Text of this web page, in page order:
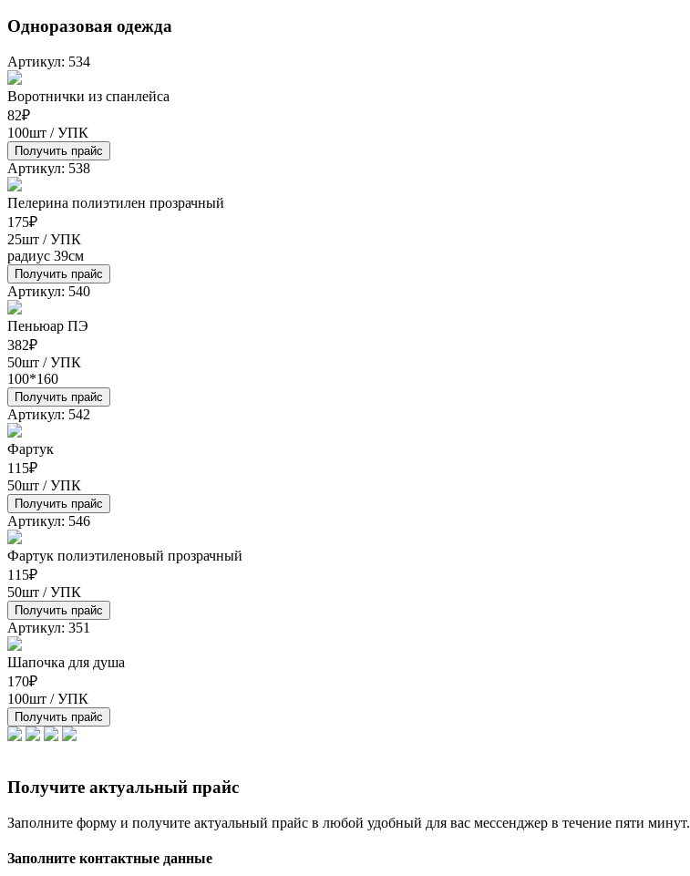
Одноразовая одежда
Артикул: 534
Воротнички из спанлейса
82₽
100шт / УПК
Получить прайс
Артикул: 538
Пелерина полиэтилен прозрачный
175₽
25шт / УПК
радиус 39см
Получить прайс
Артикул: 540
Пеньюар ПЭ
382₽
50шт / УПК
100*160
Получить прайс
Артикул: 542
Фартук
115₽
50шт / УПК
Получить прайс
Артикул: 546
Фартук полиэтиленовый прозрачный
115₽
50шт / УПК
Получить прайс
Артикул: 351
Шапочка для душа
170₽
100шт / УПК
Получить прайс
Получите актуальный прайс
Заполните форму и получите актуальный прайс в любой удобный для вас мессенджер в течение пяти минут.
Заполните контактные данные